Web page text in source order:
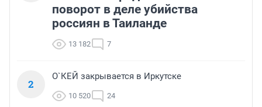
поворот в деле убийства
россиян в Таиланде
13 182 7
2
О`КЕЙ закрывается в Иркутске
10 520 24